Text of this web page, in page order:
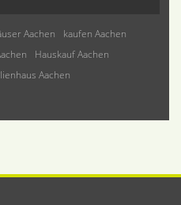
Aachen
kaufen Aachen
Hauskauf Aachen
Aachen